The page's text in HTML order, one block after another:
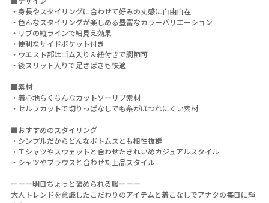
・身長やスタイリングに合わせて好みの丈感に自由自在
・色んなスタイリングが楽しめる豊富なカラーバリエーション
・リブの縦ラインで細見え効果
・便利なサイドポケット付き
・ウエスト部はゴム入り＆紐付きで調節可
・後スリット入りで足さばきも快適
■素材
・着心地らくちんなカットソーリブ素材
・セルフカットで切りっぱなしでも糸がほつれにくい素材
■おすすめのスタイリング
・シンプルだからどんなボトムスとも相性抜群
・Ｔシャツやスウェットと合わせたきれいめカジュアルスタイル
・シャツやブラウスと合わせた上品スタイル
ーーー明日ちょっと褒められる服ーーー
大人トレンドを意識したこだわりのアイテムと着こなしでアナタの毎日に輝